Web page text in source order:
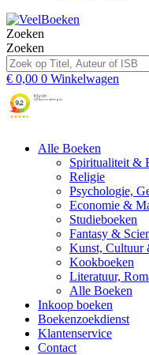
Zoeken
Zoeken
€ 0,00 0 Winkelwagen
Alle Boeken
Spiritualiteit &
Religie
Psychologie,
Economie &
Studieboeken
Fantasy &
Kunst, Cultuur
Kookboeken
Literatuur,
Alle Boeken
Inkoop boeken
Boekenzoekdienst
Klantenservice
Contact